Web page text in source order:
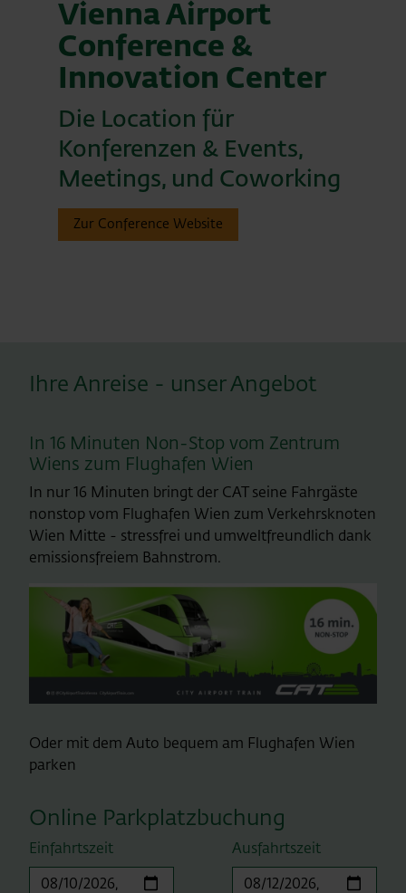
Vienna Airport
Conference &
Innovation Center
Die Location für
Konferenzen & Events,
Meetings, und Coworking
Zur Conference Website
Ihre Anreise - unser Angebot
In 16 Minuten Non-Stop vom Zentrum
Wiens zum Flughafen Wien
In nur 16 Minuten bringt der CAT seine Fahrgäste
nonstop vom Flughafen Wien zum Verkehrsknoten
Wien Mitte - stressfrei und umweltfreundlich dank
emissionsfreiem Bahnstrom.
Oder mit dem Auto bequem am Flughafen Wien
parken
Online Parkplatzbuchung
Einfahrtszeit Ausfahrtszeit